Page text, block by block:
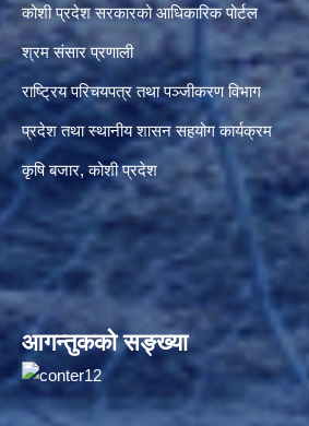
कोशी प्रदेश सरकारको आधिकारिक पोर्टल
श्रम संसार प्रणाली
राष्ट्रिय परिचयपत्र तथा पञ्जीकरण विभाग
प्रदेश तथा स्थानीय शासन सहयोग कार्यक्रम
कृषि बजार, कोशी प्रदेश
आगन्तुकको सङ्ख्या